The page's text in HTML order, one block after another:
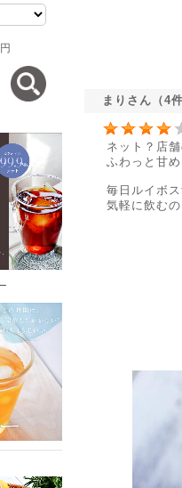
円
まりさん（4件
ネット？店
ふわっと甘
毎日ルイボ
気軽に飲むの